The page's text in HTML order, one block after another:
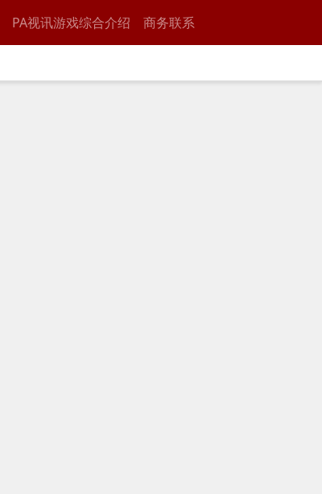
PA视讯游戏综合介绍 商务联系